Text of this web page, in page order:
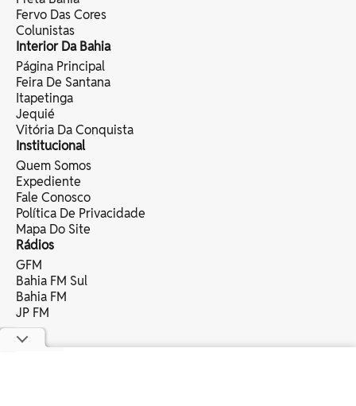
Fervo Das Cores
Colunistas
Interior Da Bahia
Página Principal
Feira De Santana
Itapetinga
Jequié
Vitória Da Conquista
Institucional
Quem Somos
Expediente
Fale Conosco
Política De Privacidade
Mapa Do Site
Rádios
GFM
Bahia FM Sul
Bahia FM
JP FM